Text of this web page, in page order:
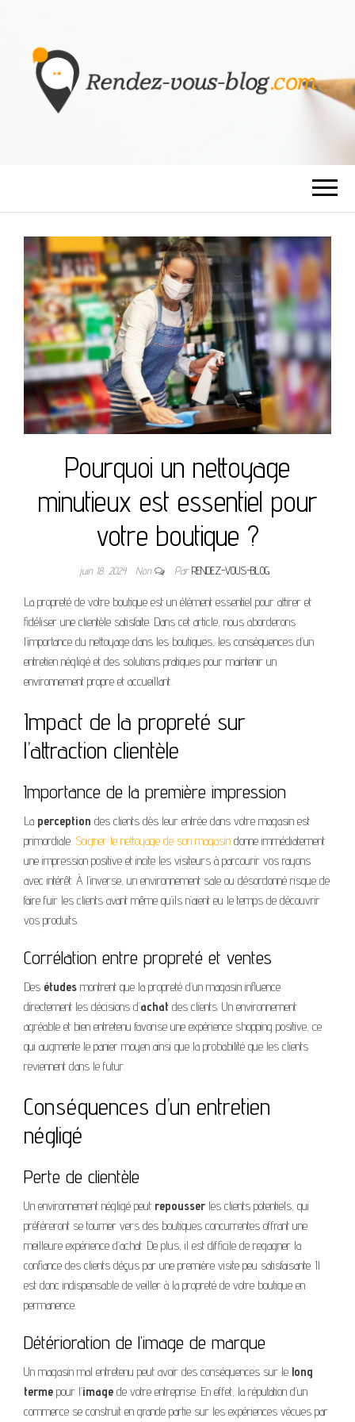
BLOG
Pourquoi un nettoyage
minutieux est essentiel pour
votre boutique ?
juin 18, 2024 Non ParRENDEZ-VOUS-BLOG
La propreté de votre boutique est un élément essentiel pour attirer et
fidéliser une clientèle satisfaite. Dans cet article, nous aborderons
l’importance du nettoyage dans les boutiques, les conséquences d’un
entretien négligé et des solutions pratiques pour maintenir un
environnement propre et accueillant.
Impact de la propreté sur
l’attraction clientèle
Importance de la première impression
La perception des clients dès leur entrée dans votre magasin est
primordiale. Soigner le nettoyage de son magasin donne immédiatement
une impression positive et incite les visiteurs à parcourir vos rayons
avec intérêt. À l’inverse, un environnement sale ou désordonné risque de
faire fuir les clients avant même qu’ils n’aient eu le temps de découvrir
vos produits.
Corrélation entre propreté et ventes
Des études montrent que la propreté d’un magasin influence
directement les décisions d’achat des clients. Un environnement
agréable et bien entretenu favorise une expérience shopping positive, ce
qui augmente le panier moyen ainsi que la probabilité que les clients
reviennent dans le futur.
Conséquences d’un entretien
négligé
Perte de clientèle
Un environnement négligé peut repousser les clients potentiels, qui
préféreront se tourner vers des boutiques concurrentes offrant une
meilleure expérience d’achat. De plus, il est difficile de regagner la
confiance des clients déçus par une première visite peu satisfaisante. Il
est donc indispensable de veiller à la propreté de votre boutique en
permanence.
Détérioration de l’image de marque
Un magasin mal entretenu peut avoir des conséquences sur le long
terme pour l’image de votre entreprise. En effet, la réputation d’un
commerce se construit en grande partie sur les expériences vécues par